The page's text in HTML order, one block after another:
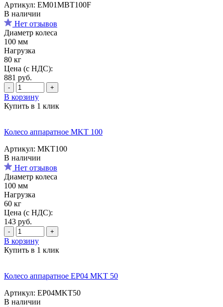
Артикул: EM01MBT100F
В наличии
Нет отзывов
Диаметр колеса
100 мм
Нагрузка
80 кг
Цена (с НДС):
881 руб.
- +
В корзину
Купить в 1 клик
Колесо аппаратное MKT 100
Артикул: MKT100
В наличии
Нет отзывов
Диаметр колеса
100 мм
Нагрузка
60 кг
Цена (с НДС):
143 руб.
- +
В корзину
Купить в 1 клик
Колесо аппаратное EP04 MKT 50
Артикул: EP04MKT50
В наличии